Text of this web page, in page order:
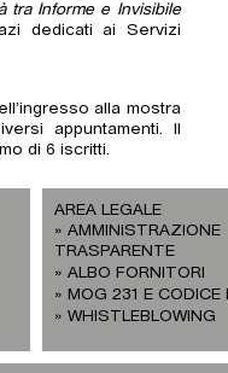
tra Informe e Invisibile
dedicati ai Servizi
alla mostra
appuntamenti. Il
di 6 iscritti.
AREA LEGALE
AMMINISTRAZIONE
TRASPARENTE
ALBO FORNITORI
MOG 231 E CODICE
WHISTLEBLOWING